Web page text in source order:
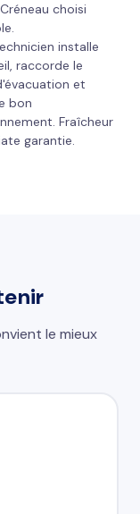
choisi
installe
raccorde le
et
bon
Fraîcheur
garantie.
le mieux